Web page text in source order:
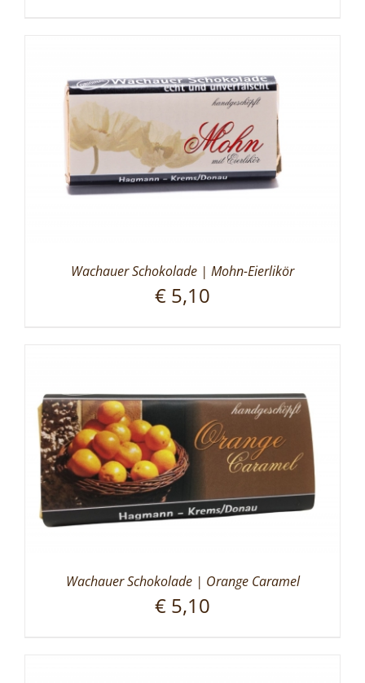
Wachauer Schokolade | Mohn-Eierlikör
€ 5,10
Wachauer Schokolade | Orange Caramel
€ 5,10